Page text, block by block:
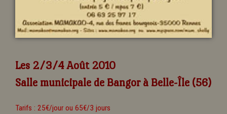
Les 2/3/4 Août 2010
Salle municipale de Bangor à Belle-Île (56)
Tarifs : 25€/jour ou 65€/3 jours